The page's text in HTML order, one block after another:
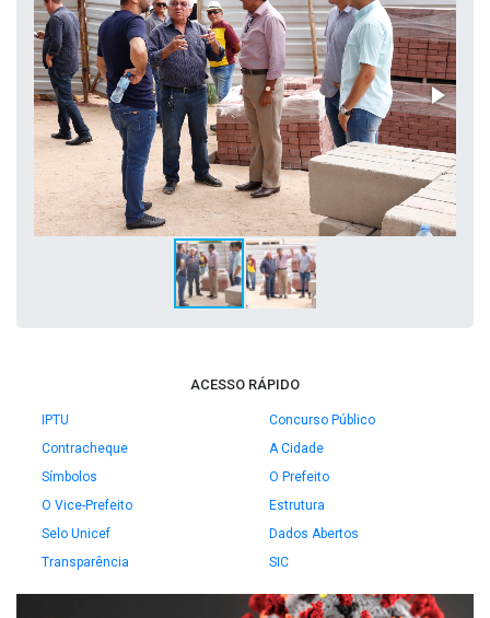
ACESSO RÁPIDO
IPTU
Concurso Público
Contracheque
A Cidade
Símbolos
O Prefeito
O Vice-Prefeito
Estrutura
Selo Unicef
Dados Abertos
Transparência
SIC